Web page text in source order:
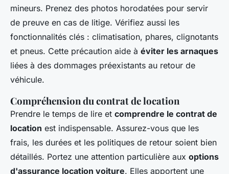
mineurs. Prenez des photos horodatées pour servir
de preuve en cas de litige. Vérifiez aussi les
fonctionnalités clés : climatisation, phares, clignotants
et pneus. Cette précaution aide à éviter les arnaques
liées à des dommages préexistants au retour de
véhicule.
Compréhension du contrat de location
Prendre le temps de lire et comprendre le contrat de
location est indispensable. Assurez-vous que les
frais, les durées et les politiques de retour soient bien
détaillés. Portez une attention particulière aux options
d'assurance location voiture. Elles apportent une